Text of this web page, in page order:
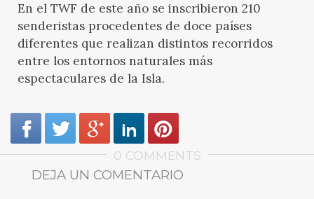
En el TWF de este año se inscribieron 210
senderistas procedentes de doce países
diferentes que realizan distintos recorridos
entre los entornos naturales más
espectaculares de la Isla.
0 COMMENTS
DEJA UN COMENTARIO